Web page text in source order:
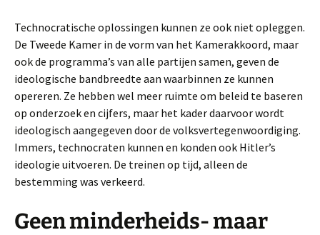
Technocratische oplossingen kunnen ze ook niet opleggen.
De Tweede Kamer in de vorm van het Kamerakkoord, maar
ook de programma’s van alle partijen samen, geven de
ideologische bandbreedte aan waarbinnen ze kunnen
opereren. Ze hebben wel meer ruimte om beleid te baseren
op onderzoek en cijfers, maar het kader daarvoor wordt
ideologisch aangegeven door de volksvertegenwoordiging.
Immers, technocraten kunnen en konden ook Hitler’s
ideologie uitvoeren. De treinen op tijd, alleen de
bestemming was verkeerd.
Geen minderheids- maar